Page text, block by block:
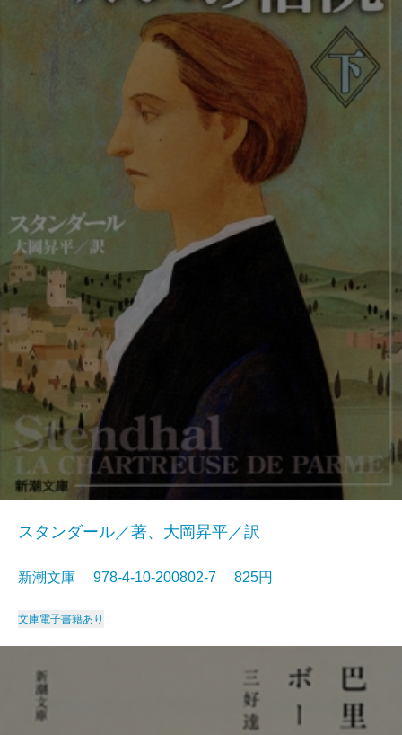
スタンダール／著、大岡昇平／訳
新潮文庫 978-4-10-200802-7 825円
文庫電子書籍あり